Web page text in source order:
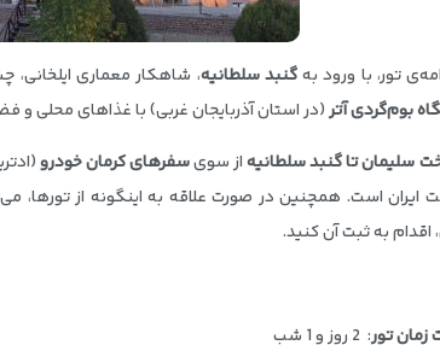
تور، با ورود بهگنبد سلطانیه، شاهکار معماری ایلخانی،
بوم‌گردی آتر(در استان آذربایجان غربی) با غذاهای محلی
سلیمان تا گنبد سلطانیهاز سویسفرهای کرمان خودرو
ایران است. همچنین در صورت علاقه به اینگونه از تورها،
اقدام به ثبت آن کنید.
زمان تور: 2 روز و 1 شب